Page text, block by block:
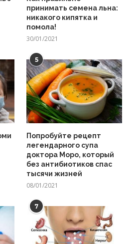
принимать семена льна:
никакого кипятка и
помола!
30/01/2021
5
Попробуйте рецепт
легендарного супа
доктора Моро, который
без антибиотиков спас
тысячи жизней
08/01/2021
7